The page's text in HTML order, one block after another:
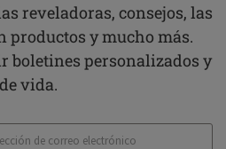
reveladoras, consejos, las
productos y mucho más.
boletines personalizados y
vida.